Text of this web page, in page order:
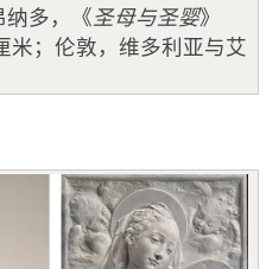
多，《圣母与圣婴》
米；伦敦，维多利亚与艾